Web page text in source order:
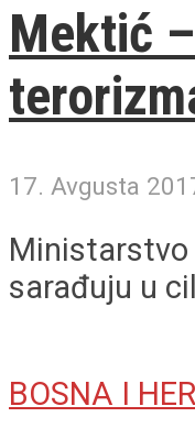
Mektić
17. Avgusta
Ministarstvo
sarađuju u
BOSNA I